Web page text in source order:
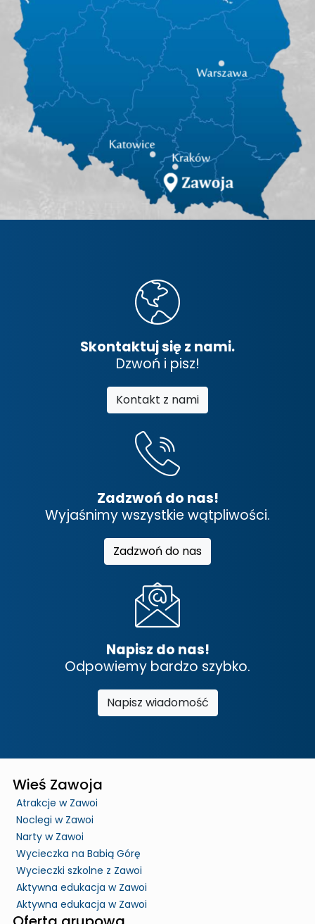
Skontaktuj się z nami.
Dzwoń i pisz!
Kontakt z nami
Zadzwoń do nas!
Wyjaśnimy wszystkie wątpliwości.
Zadzwoń do nas
Napisz do nas!
Odpowiemy bardzo szybko.
Napisz wiadomość
Wieś Zawoja
Atrakcje w Zawoi
Noclegi w Zawoi
Narty w Zawoi
Wycieczka na Babią Górę
Wycieczki szkolne z Zawoi
Aktywna edukacja w Zawoi
Aktywna edukacja w Zawoi